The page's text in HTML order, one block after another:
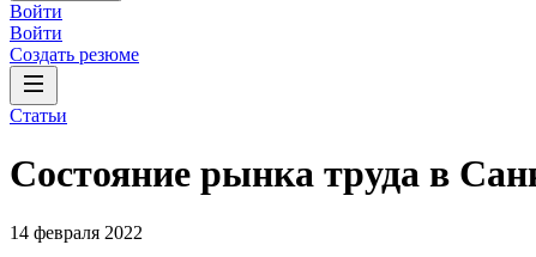
Войти
Войти
Создать резюме
Статьи
Состояние рынка труда в
14 февраля 2022